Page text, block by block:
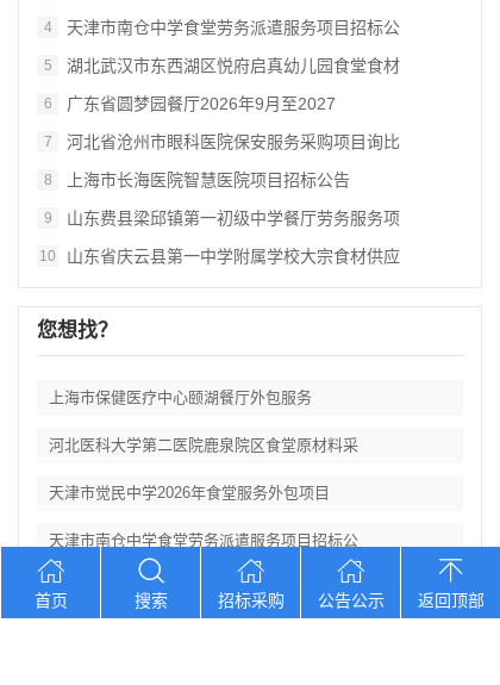
4 天津市南仓中学食堂劳务派遣服务项目招标公
5 湖北武汉市东西湖区悦府启真幼儿园食堂食材
6 广东省圆梦园餐厅2026年9月至2027
7 河北省沧州市眼科医院保安服务采购项目询比
8 上海市长海医院智慧医院项目招标公告
9 山东费县梁邱镇第一初级中学餐厅劳务服务项
10 山东省庆云县第一中学附属学校大宗食材供应
您想找？
上海市保健医疗中心颐湖餐厅外包服务
河北医科大学第二医院鹿泉院区食堂原材料采
天津市觉民中学2026年食堂服务外包项目
天津市南仓中学食堂劳务派遣服务项目招标公
湖北武汉市东西湖区悦府启真幼儿园食堂食材
首页 搜索 招标采购 公告公示 返回顶部